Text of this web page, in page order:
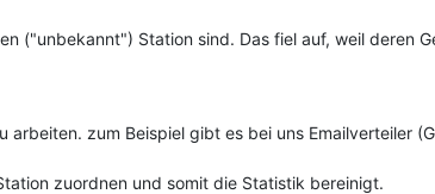
("unbekannt") Station sind. Das fiel auf, weil deren
arbeiten. zum Beispiel gibt es bei uns Emailverteiler
zuordnen und somit die Statistik bereinigt.